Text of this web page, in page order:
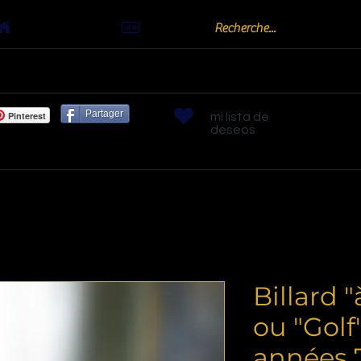
Pinterest Partager
mi lista de
deseos
Billard
ou